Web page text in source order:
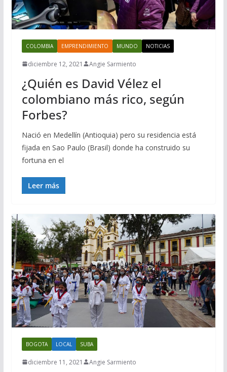
COLOMBIA EMPRENDIMIENTO MUNDO NOTICIAS
diciembre 12, 2021 Angie Sarmiento
¿Quién es David Vélez el
colombiano más rico, según
Forbes?
Nació en Medellín (Antioquia) pero su residencia está
fijada en Sao Paulo (Brasil) donde ha construido su
fortuna en el
Leer más
BOGOTA LOCAL SUBA
diciembre 11, 2021 Angie Sarmiento